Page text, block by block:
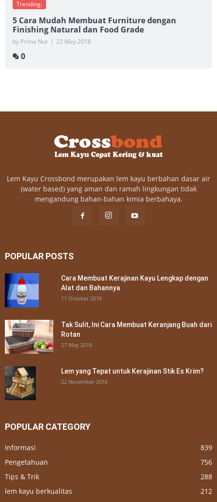
Trending:
5 Cara Mudah Membuat Furniture dengan
Finishing Natural dan Food Grade
by Prima Nur | 22 May 2018
0
Lem Kayu Crossbond merupakan lem kayu berbahan dasar air
(water based) yang aman dan ramah lingkungan tidak
mengandung bahan-bahan kimia berbahaya.
POPULAR POSTS
Cara Membuat Kerajinan Kayu Lengkap dengan
Alat dan Bahannya
11 October 2016
Tak Sulit, Ini Cara Membuat Keranjang Buah dari
Rotan
27 May 2018
Lem yang Tepat untuk Kerajinan Stik Es Krim?
22 November 2016
POPULAR CATEGORY
Informasi
839
Pengetahuan
756
Tips & Trik
288
lem kayu berkualitas
212